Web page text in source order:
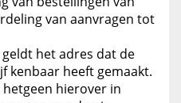
van aanvragen tot
het adres dat de
kenbaar heeft gemaakt.
hierover in